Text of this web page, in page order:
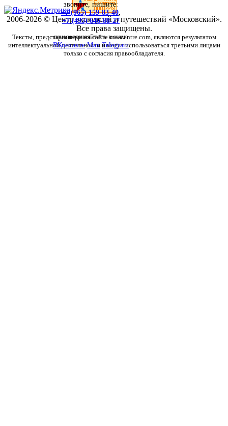
звоните, пишите:
+7 (965) 159-83-40,
+7 (495) 646-88-27
присоединяйтесь к нам:
ВКонтакте Max Telegram
2006-2026 © Центр экскурсий и путешествий «Московский».
Все права защищены.
Тексты, представленные на сайте moscentre.com, являются результатом
интеллектуальной деятельности и могут использоваться третьими лицами
только с согласия правообладателя.